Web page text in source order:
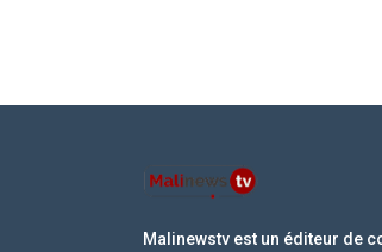
Malinewstv est un éditeur de